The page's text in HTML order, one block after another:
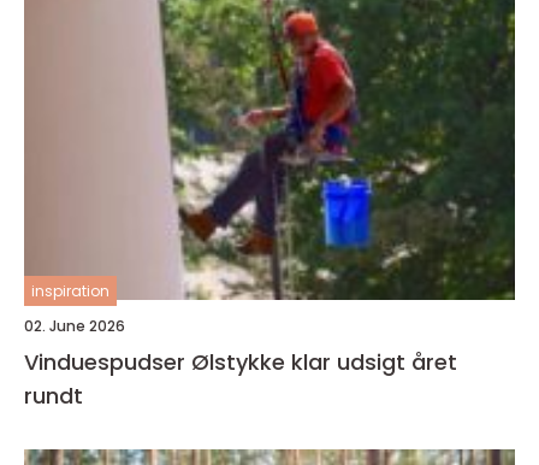
inspiration
02. June 2026
Vinduespudser Ølstykke klar udsigt året
rundt